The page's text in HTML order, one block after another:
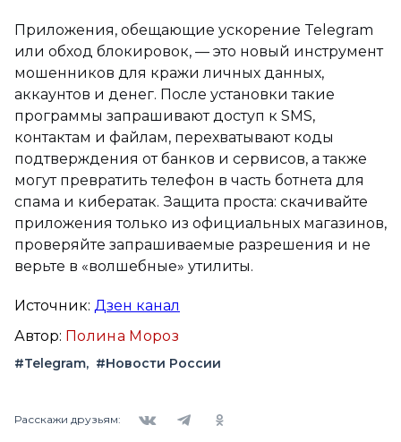
Приложения, обещающие ускорение Telegram
или обход блокировок, — это новый инструмент
мошенников для кражи личных данных,
аккаунтов и денег. После установки такие
программы запрашивают доступ к SMS,
контактам и файлам, перехватывают коды
подтверждения от банков и сервисов, а также
могут превратить телефон в часть ботнета для
спама и кибератак. Защита проста: скачивайте
приложения только из официальных магазинов,
проверяйте запрашиваемые разрешения и не
верьте в «волшебные» утилиты.
Источник: Дзен канал
Автор: Полина Мороз
#Telegram #Новости России
Расскажи друзьям: